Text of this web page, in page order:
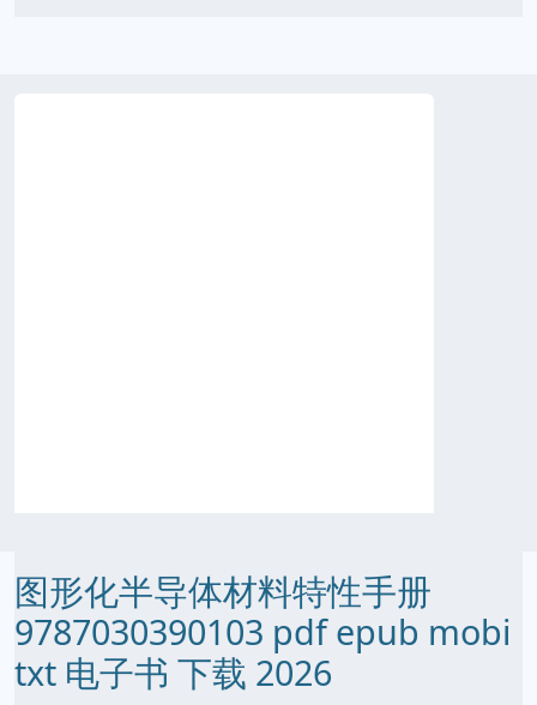
图形化半导体材料特性手册
9787030390103 pdf epub mobi
txt 电子书 下载 2026